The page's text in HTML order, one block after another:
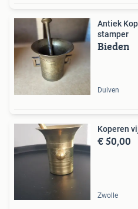
Antiek
stamper
Bieden
Duiven
Koperen
€ 50,00
Zwolle